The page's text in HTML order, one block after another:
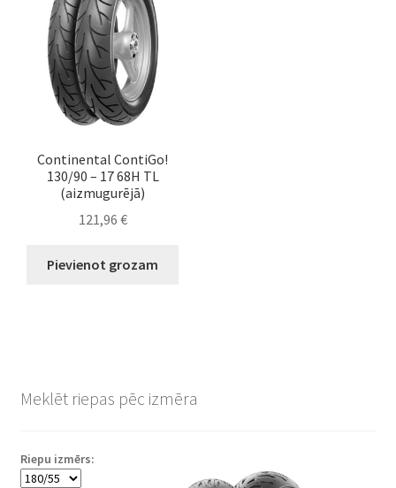
Continental ContiGo!
130/90 – 17 68H TL
(aizmugurējā)
121,96 €
Pievienot grozam
Meklēt riepas pēc izmēra
Riepu izmērs: